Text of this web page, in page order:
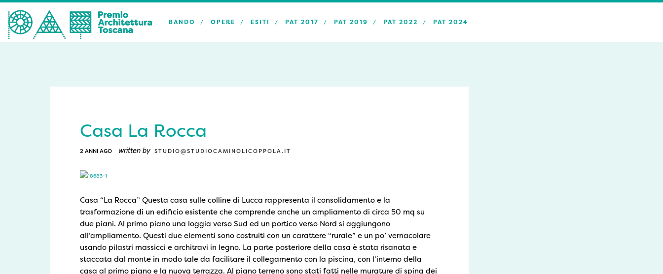
BANDO OPERE ESITI PAT 2017 PAT 2019 PAT 2022 PAT 2024
Casa La Rocca
2 ANNI AGO written by STUDIO@STUDIOCAMINOLICOPPOLA.IT
Casa “La Rocca” Questa casa sulle colline di Lucca rappresenta il consolidamento e la
trasformazione di un edificio esistente che comprende anche un ampliamento di circa 50 mq su
due piani. Al primo piano una loggia verso Sud ed un portico verso Nord si aggiungono
all’ampliamento. Questi due elementi sono costruiti con un carattere “rurale” e un po’ vernacolare
usando pilastri massicci e architravi in legno. La parte posteriore della casa è stata risanata e
staccata dal monte in modo tale da facilitare il collegamento con la piscina, con l’interno della
casa al primo piano e la nuova terrazza. Al piano terreno sono stati fatti nelle murature di spina dei